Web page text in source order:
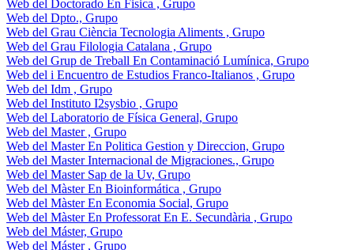
Web del Doctorado En Fisica , Grupo
Web del Dpto., Grupo
Web del Grau Ciència Tecnologia Aliments , Grupo
Web del Grau Filologia Catalana , Grupo
Web del Grup de Treball En Contaminació Lumínica, Grupo
Web del i Encuentro de Estudios Franco-Italianos , Grupo
Web del Idm , Grupo
Web del Instituto I2sysbio , Grupo
Web del Laboratorio de Física General, Grupo
Web del Master , Grupo
Web del Master En Politica Gestion y Direccion, Grupo
Web del Master Internacional de Migraciones., Grupo
Web del Master Sap de la Uv, Grupo
Web del Màster En Bioinformática , Grupo
Web del Màster En Economia Social, Grupo
Web del Màster En Professorat En E. Secundària , Grupo
Web del Máster, Grupo
Web del Máster , Grupo